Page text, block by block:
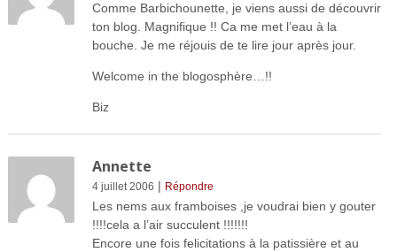
Comme Barbichounette, je viens aussi de découvrir
ton blog. Magnifique !! Ca me met l’eau à la
bouche. Je me réjouis de te lire jour après jour.
Welcome in the blogosphère…!!
Biz
Annette
4 juillet 2006 | Répondre
Les nems aux framboises ,je voudrai bien y gouter
!!!!cela a l’air succulent !!!!!!!
Encore une fois felicitations à la patissière et au